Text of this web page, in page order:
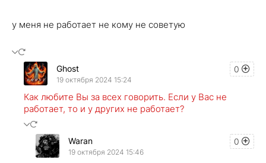
у меня не работает не кому не советую
0
Ghost
19 октября 2024 15:24
Как любите Вы за всех говорить. Если у Вас не
работает, то и у других не работает?
0
Waran
19 октября 2024 15:46